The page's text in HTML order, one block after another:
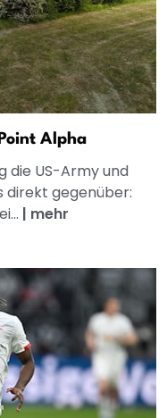
Alpha
die US-Army und
direkt gegenüber:
| mehr